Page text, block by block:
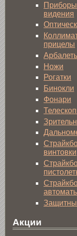
Приборы
видения
прицелы
Ножи
Рогатки
Бинокли
Фонари
винтовки
Акции